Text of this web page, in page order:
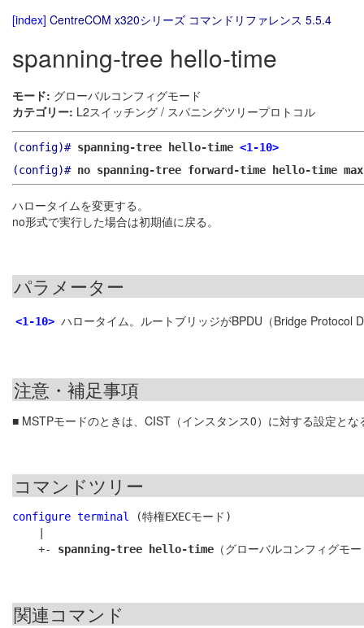
[index] CentreCOM x320シリーズ コマンドリファレンス 5.5.4
spanning-tree hello-time
モード: グローバルコンフィグモード
カテゴリー: L2スイッチング / スパニングツリープロトコル
(config)# spanning-tree hello-time <1-10>
(config)# no spanning-tree forward-time hello-time
ハロータイムを変更する。
no形式で実行した場合は初期値に戻る。
パラメーター
<1-10> ハロータイム。ルートブリッジがBPDU（Bridge Protocol
注意・補足事項
■ MSTPモードのときは、CIST（インスタンス0）に対する設定とな
コマンドツリー
configure terminal
(特権EXECモード)
    +-
spanning-tree hello-time
関連コマンド